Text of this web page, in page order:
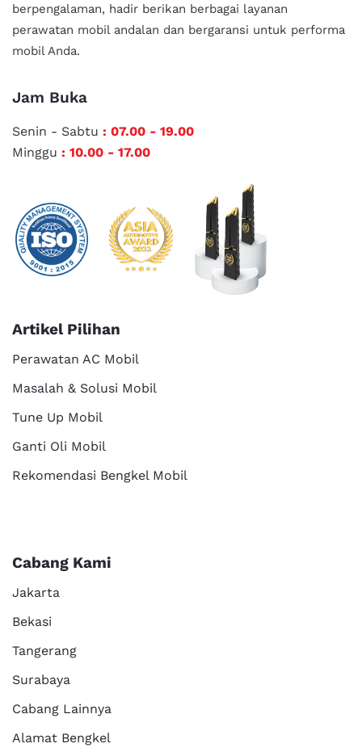
berpengalaman, hadir berikan berbagai layanan
perawatan mobil andalan dan bergaransi untuk performa
mobil Anda.
Jam Buka
Senin - Sabtu : 07.00 - 19.00
Minggu : 10.00 - 17.00
Artikel Pilihan
Perawatan AC Mobil
Masalah & Solusi Mobil
Tune Up Mobil
Ganti Oli Mobil
Rekomendasi Bengkel Mobil
Cabang Kami
Jakarta
Bekasi
Tangerang
Surabaya
Cabang Lainnya
Alamat Bengkel